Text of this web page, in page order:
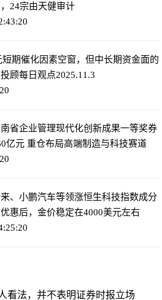
24宗由天健审计
短期催化因素空窗，但中长期资金面的
顾每日观点2025.11.3
省企业管理现代化创新成果一等奖券
亿元 重仓布局高端制造与科技赛道
、小鹏汽车等领涨恒生科技指数成分
惠后，金价稳定在4000美元左右
看法，并不表明证券时报立场